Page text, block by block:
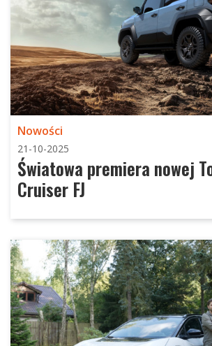
Nowości
21-10-2025
Światowa premiera nowej
Cruiser FJ